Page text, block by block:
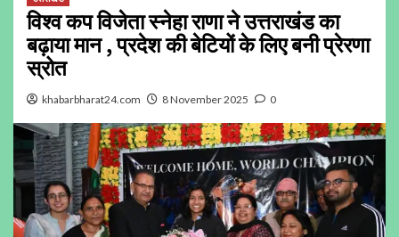
विश्व कप विजेता स्नेहा राणा ने उत्तराखंड का
बढ़ाया मान , प्रदेश की बेटियों के लिए बनी प्रेरणा
स्रोत
khabarbharat24.com 8 November 2025 0